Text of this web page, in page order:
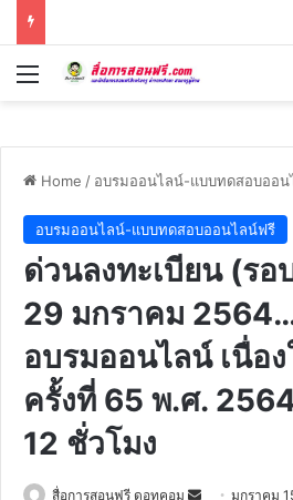
Menu
Home / อบรมออนไลน์-แบบทดสอบออน
อบรมออนไลน์-แบบทดสอบออนไลน์ฟรี
ด่วนลงทะเบียน (รอ
29 มกราคม
อบรมออนไลน์ เนื่อ
ครั้งที่ 65 พ.ศ.
12 ชั่วโมง
สื่อการสอนฟรี ดอทคอม
Sendมกราคม